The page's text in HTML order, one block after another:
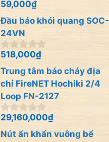
5
0
n
g
o
à
i
5
59,000₫
Đầu báo khói quang SOC-
24VN
0
n
g
o
à
i
5
518,000₫
Trung tâm báo cháy địa
chỉ FireNET Hochiki 2/4
Loop FN-2127
0
n
g
29,160,000₫
Nút ấn khẩn vuông bể